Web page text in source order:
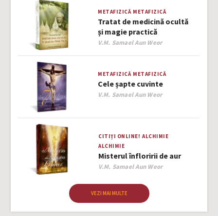
METAFIZICĂ METAFIZICĂ
Tratat de medicină ocultă
și magie practică
Author
V.M. Samael Aun Weor
METAFIZICĂ METAFIZICĂ
Cele șapte cuvinte
Author
V.M. Samael Aun Weor
CITIȚI ONLINE! ALCHIMIE
ALCHIMIE
Misterul înfloririi de aur
Author
V.M. Samael Aun Weor
VEZI MAI MULTE